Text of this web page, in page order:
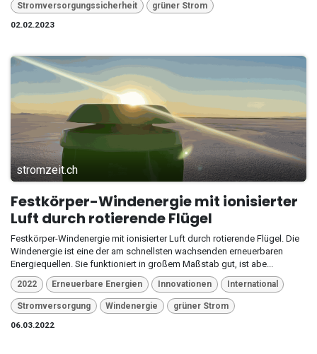
Stromversorgungssicherheit
grüner Strom
02.02.2023
stromzeit.ch
Festkörper-Windenergie mit ionisierter
Luft durch rotierende Flügel
Festkörper-Windenergie mit ionisierter Luft durch rotierende Flügel. Die
Windenergie ist eine der am schnellsten wachsenden erneuerbaren
Energiequellen. Sie funktioniert in großem Maßstab gut, ist abe...
2022 Erneuerbare Energien Innovationen International
Stromversorgung Windenergie
grüner Strom
06.03.2022